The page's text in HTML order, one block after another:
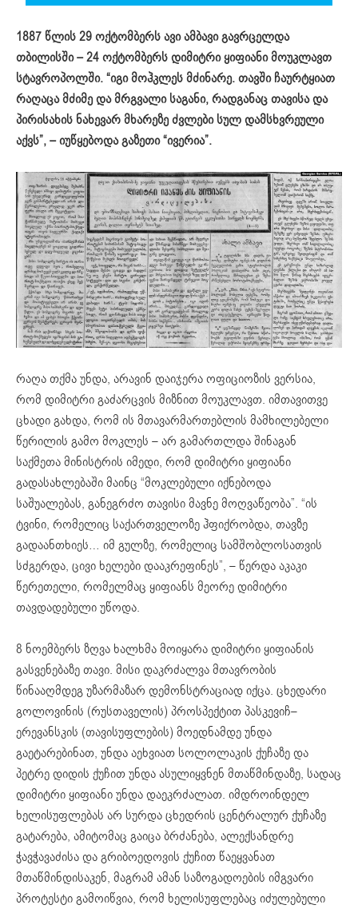
1887 წლის 29 ოქტომბერს ავი ამბავი გავრცელდა
თბილისში – 24 ოქტომბერს დიმიტრი ყიფიანი მოუკლავთ
სტავროპოლში. “იგი მოჰკლეს მძინარე. თავში ჩაურტყიათ
რაღაცა მძიმე და მრგვალი საგანი, რადგანაც თავისა და
პირისახის ნახევარ მხარეზე ძვლები სულ დამსხვრეული
აქვს”, – იუწყებოდა გაზეთი “ივერია”.
რაღა თქმა უნდა, არავინ დაიჯერა ოფიციოზის ვერსია,
რომ დიმიტრი გაძარცვის მიზნით მოუკლავთ. იმთავითვე
ცხადი გახდა, რომ ის მთავარმართებლის მამხილებელი
წერილის გამო მოკლეს – არ გამართლდა შინაგან
საქმეთა მინისტრის იმედი, რომ დიმიტრი ყიფიანი
გადასახლებაში მაინც “მოკლებული იქნებოდა
საშუალებას, განეგრძო თავისი მავნე მოღვაწეობა”. “ის
ტვინი, რომელიც საქართველოზე ჰფიქრობდა, თავზე
გადაანთხიეს… იმ გულზე, რომელიც სამშობლოსათვის
სძგერდა, ცივი ხელები დააკრეფინეს”, – წერდა აკაკი
წერეთელი, რომელმაც ყიფიანს მეორე დიმიტრი
თავდადებული უწოდა.
8 ნოემბერს ზღვა ხალხმა მოიყარა დიმიტრი ყიფიანის
გასვენებაზე თავი. მისი დაკრძალვა მთავრობის
წინააღმდეგ უზარმაზარ დემონსტრაციად იქცა. ცხედარი
გოლოვინის (რუსთაველის) პროსპექტით პასკევიჩ–
ერევანსკის (თავისუფლების) მოედნამდე უნდა
გაეტარებინათ, უნდა აეხვიათ სოლოლაკის ქუჩაზე და
პეტრე დიდის ქუჩით უნდა ასულიყვნენ მთაწმინდაზე, სადაც
დიმიტრი ყიფიანი უნდა დაეკრძალათ. იმდროინდელ
ხელისუფლებას არ სურდა ცხედრის ცენტრალურ ქუჩაზე
გატარება, ამიტომაც გაიცა ბრძანება, ალექსანდრე
ჭავჭავაძისა და გრიბოედოვის ქუჩით წაეყვანათ
მთაწმინდისაკენ, მაგრამ ამან საზოგადოების იმგვარი
პროტესტი გამოიწვია, რომ ხელისუფლებაც იძულებული